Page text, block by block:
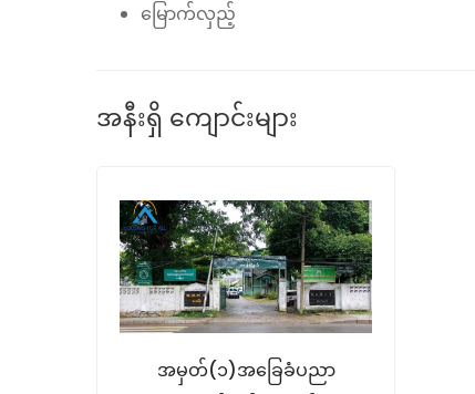
မြောက်လှည့်
အနီးရှိ ကျောင်းများ
အမှတ်(၁)အခြေခံပညာ